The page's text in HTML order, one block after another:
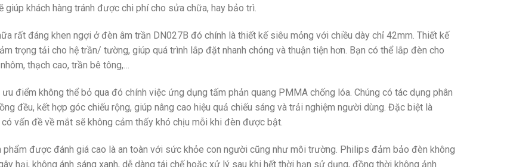
giúp khách hàng tránh được chi phí cho sửa chữa, hay bảo trì.
rất đáng khen ngợi ở đèn âm trần DN027B đó chính là thiết kế siêu mỏng với chiều dày chỉ 42mm. Thiết kế
trọng tải cho hệ trần/ tường, giúp quá trình lắp đặt nhanh chóng và thuận tiện hơn. Bạn có thể lắp đèn cho
thạch cao, trần bê tông,…
điểm không thể bỏ qua đó chính việc ứng dụng tấm phản quang PMMA chống lóa. Chúng có tác dụng phân
đều, kết hợp góc chiếu rộng, giúp nâng cao hiệu quả chiếu sáng và trải nghiệm người dùng. Đặc biệt là
vấn đề về mắt sẽ không cảm thấy khó chịu mỗi khi đèn được bật.
phẩm được đánh giá cao là an toàn với sức khỏe con người cũng như môi trường. Philips đảm bảo đèn không
hại, không ánh sáng xanh, dễ dàng tái chế hoặc xử lý sau khi hết thời hạn sử dụng, đồng thời không ảnh